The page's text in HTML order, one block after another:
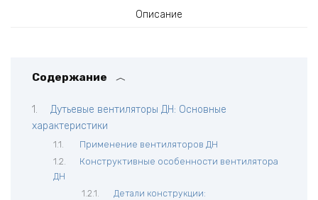
Описание
Содержание
Дутьевые вентиляторы ДН: Основные
характеристики
Применение вентиляторов ДН
Конструктивные особенности вентилятора
ДН
Детали конструкции: